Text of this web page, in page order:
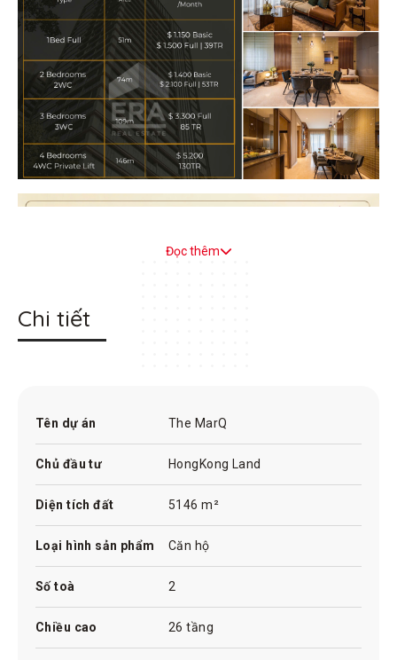
Đọc thêm
Chi tiết
Tên dự án The MarQ
Chủ đầu tư HongKong Land
Diện tích đất 5146 m²
Loại hình sản phẩm Căn hộ
Số toà 2
Chiều cao 26 tầng